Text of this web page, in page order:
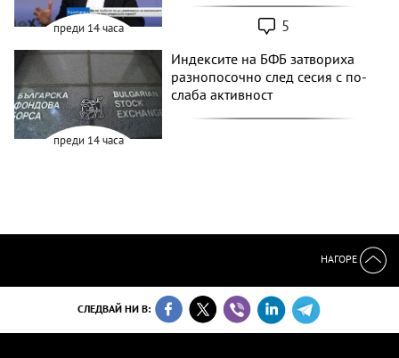
преди 14 часа 5
преди 14 часа
Индексите на БФБ затвориха
разнопосочно след сесия с по-
слаба активност
НАГОРЕ
СЛЕДВАЙ НИ В: